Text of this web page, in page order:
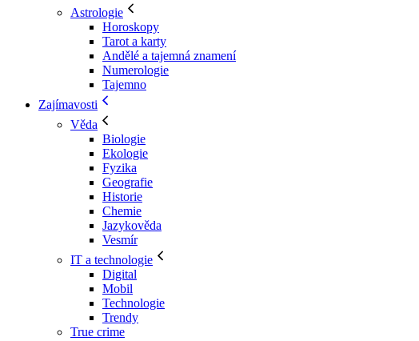
Astrologie
Horoskopy
Tarot a karty
Andělé a tajemná znamení
Numerologie
Tajemno
Zajímavosti
Věda
Biologie
Ekologie
Fyzika
Geografie
Historie
Chemie
Jazykověda
Vesmír
IT a technologie
Digital
Mobil
Technologie
Trendy
True crime